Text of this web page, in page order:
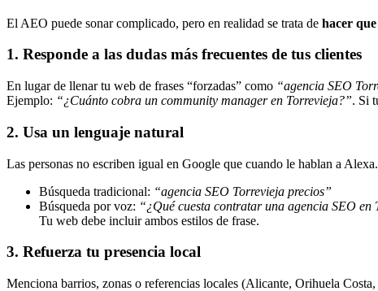
El AEO puede sonar complicado, pero en realidad se trata de hacer
1. Responde a las dudas más frecuentes de tus clientes
En lugar de llenar tu web de frases “forzadas” como “agencia SEO
Ejemplo: “¿Cuánto cobra un community manager en Torrevieja?”. Si
2. Usa un lenguaje natural
Las personas no escriben igual en Google que cuando le hablan a Alexa.
Búsqueda tradicional: “agencia SEO Torrevieja precios”
Búsqueda por voz: “¿Qué cuesta contratar una agencia SEO en
Tu web debe incluir ambos estilos de frase.
3. Refuerza tu presencia local
Menciona barrios, zonas o referencias locales (Alicante, Orihuela